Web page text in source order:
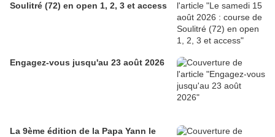
Soulitré (72) en open 1, 2, 3 et access
Engagez-vous jusqu'au 23 août 2026
La 9ème édition de la Papa Yann le